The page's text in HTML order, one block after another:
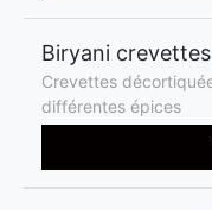
Biryani crevettes
Crevettes
différentes épices